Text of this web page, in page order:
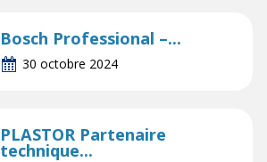
Bosch Professional –...
30 octobre 2024
PLASTOR Partenaire
technique...